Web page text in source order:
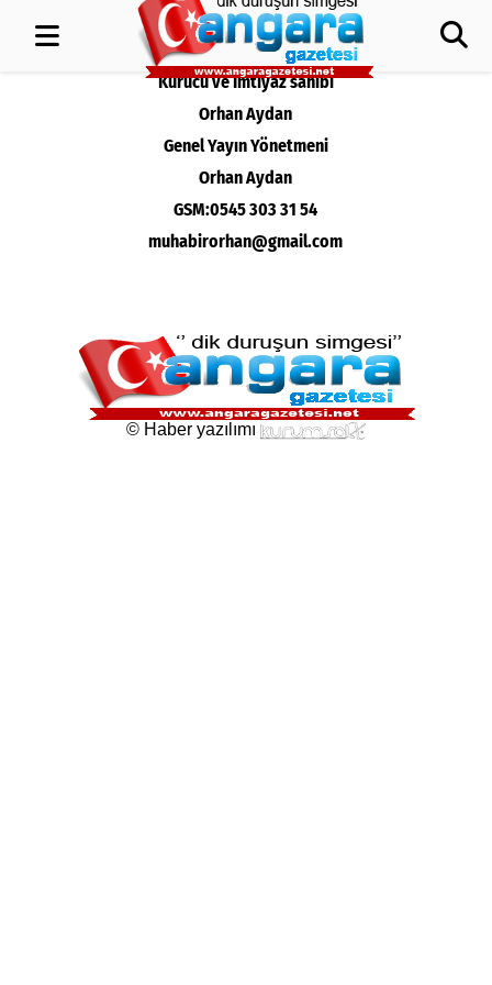
Kurucu ve İmtiyaz sahibi
Orhan Aydan
Genel Yayın Yönetmeni
Orhan Aydan
GSM:0545 303 31 54
muhabirorhan@gmail.com
© Haber yazılımı